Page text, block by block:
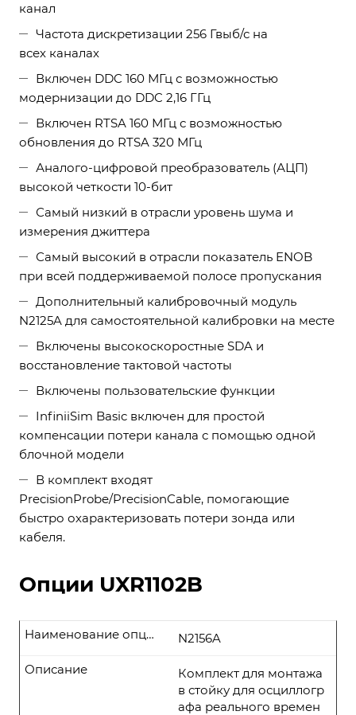
канал
Частота дискретизации 256 Гвыб/с на
всех каналах
Включен DDC 160 МГц с возможностью
модернизации до DDC 2,16 ГГц
Включен RTSA 160 МГц с возможностью
обновления до RTSA 320 МГц
Аналого-цифровой преобразователь (АЦП)
высокой четкости 10-бит
Самый низкий в отрасли уровень шума и
измерения джиттера
Самый высокий в отрасли показатель ENOB
при всей поддерживаемой полосе пропускания
Дополнительный калибровочный модуль
N2125A для самостоятельной калибровки на месте
Включены высокоскоростные SDA и
восстановление тактовой частоты
Включены пользовательские функции
InfiniiSim Basic включен для простой
компенсации потери канала с помощью одной
блочной модели
В комплект входят
PrecisionProbe/PrecisionCable, помогающие
быстро охарактеризовать потери зонда или
кабеля.
Опции UXR1102B
N2156A
Наименование опции
Комплект для монтажа
в стойку для осциллогр
афа реального времен
Описание